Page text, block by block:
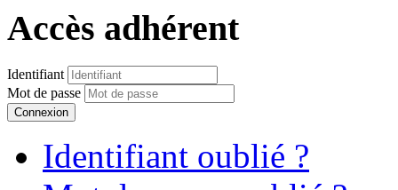
Accès adhérent
Identifiant
Mot de passe
Connexion
Identifiant oublié ?